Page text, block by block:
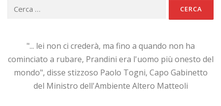
per:
"... lei non ci crederà, ma fino a quando non ha
cominciato a rubare, Prandini era l'uomo più onesto del
mondo", disse stizzoso Paolo Togni, Capo Gabinetto
del Ministro dell'Ambiente Altero Matteoli